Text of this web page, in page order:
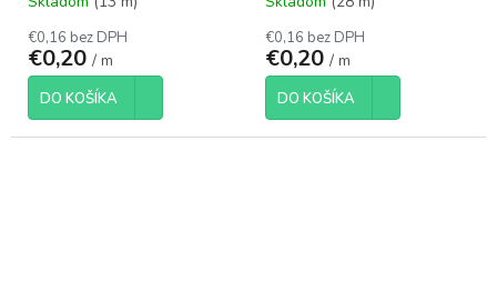
€0,16 bez DPH
€0,20 / m
DO KOŠÍKA
€0,16 bez DPH
€0,20 / m
DO KOŠÍKA